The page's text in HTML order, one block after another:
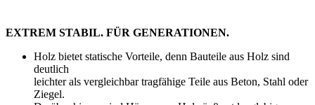
EXTREM STABIL. FÜR GENERATIONEN.
Holz bietet statische Vorteile, denn Bauteile aus Holz sind
deutlich
leichter als vergleichbar tragfähige Teile aus Beton, Stahl oder
Ziegel.